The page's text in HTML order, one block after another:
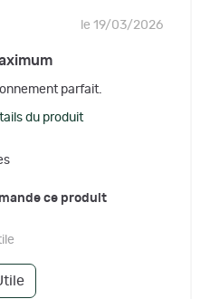
le 19/03/2026
parfait.
du produit
ce produit